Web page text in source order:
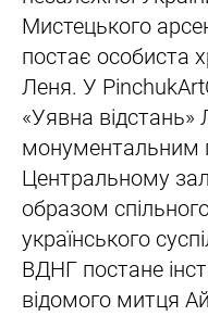
Мистецького
постає особиста
Леня. У
«Уявна відстань»
монументальним
Центральному
образом
українського
ВДНГ постане
відомого митця